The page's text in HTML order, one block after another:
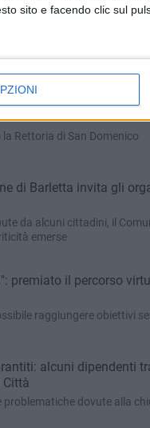
sito e facendo clic sul
in via Carlo
di Ponente
Corsini, vittima
Rettoria di San Domenico
di Barletta invita gli
da alcuni cittadini, il
emerse
premiato il percorso
raggiungere obiettivi
alcuni dipendenti
dovute alla